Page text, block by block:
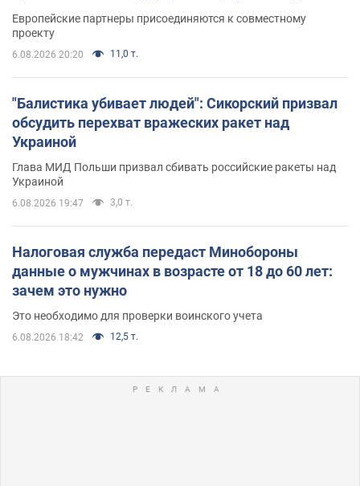
Европейские партнеры присоединяются к совместному
проекту
6.08.2026 20:20 11,0 т.
"Балистика убивает людей": Сикорский призвал
обсудить перехват вражеских ракет над
Украиной
Глава МИД Польши призвал сбивать российские ракеты над
Украиной
6.08.2026 19:47 3,0 т.
Налоговая служба передаст Минобороны
данные о мужчинах в возрасте от 18 до 60 лет:
зачем это нужно
Это необходимо для проверки воинского учета
6.08.2026 18:42 12,5 т.